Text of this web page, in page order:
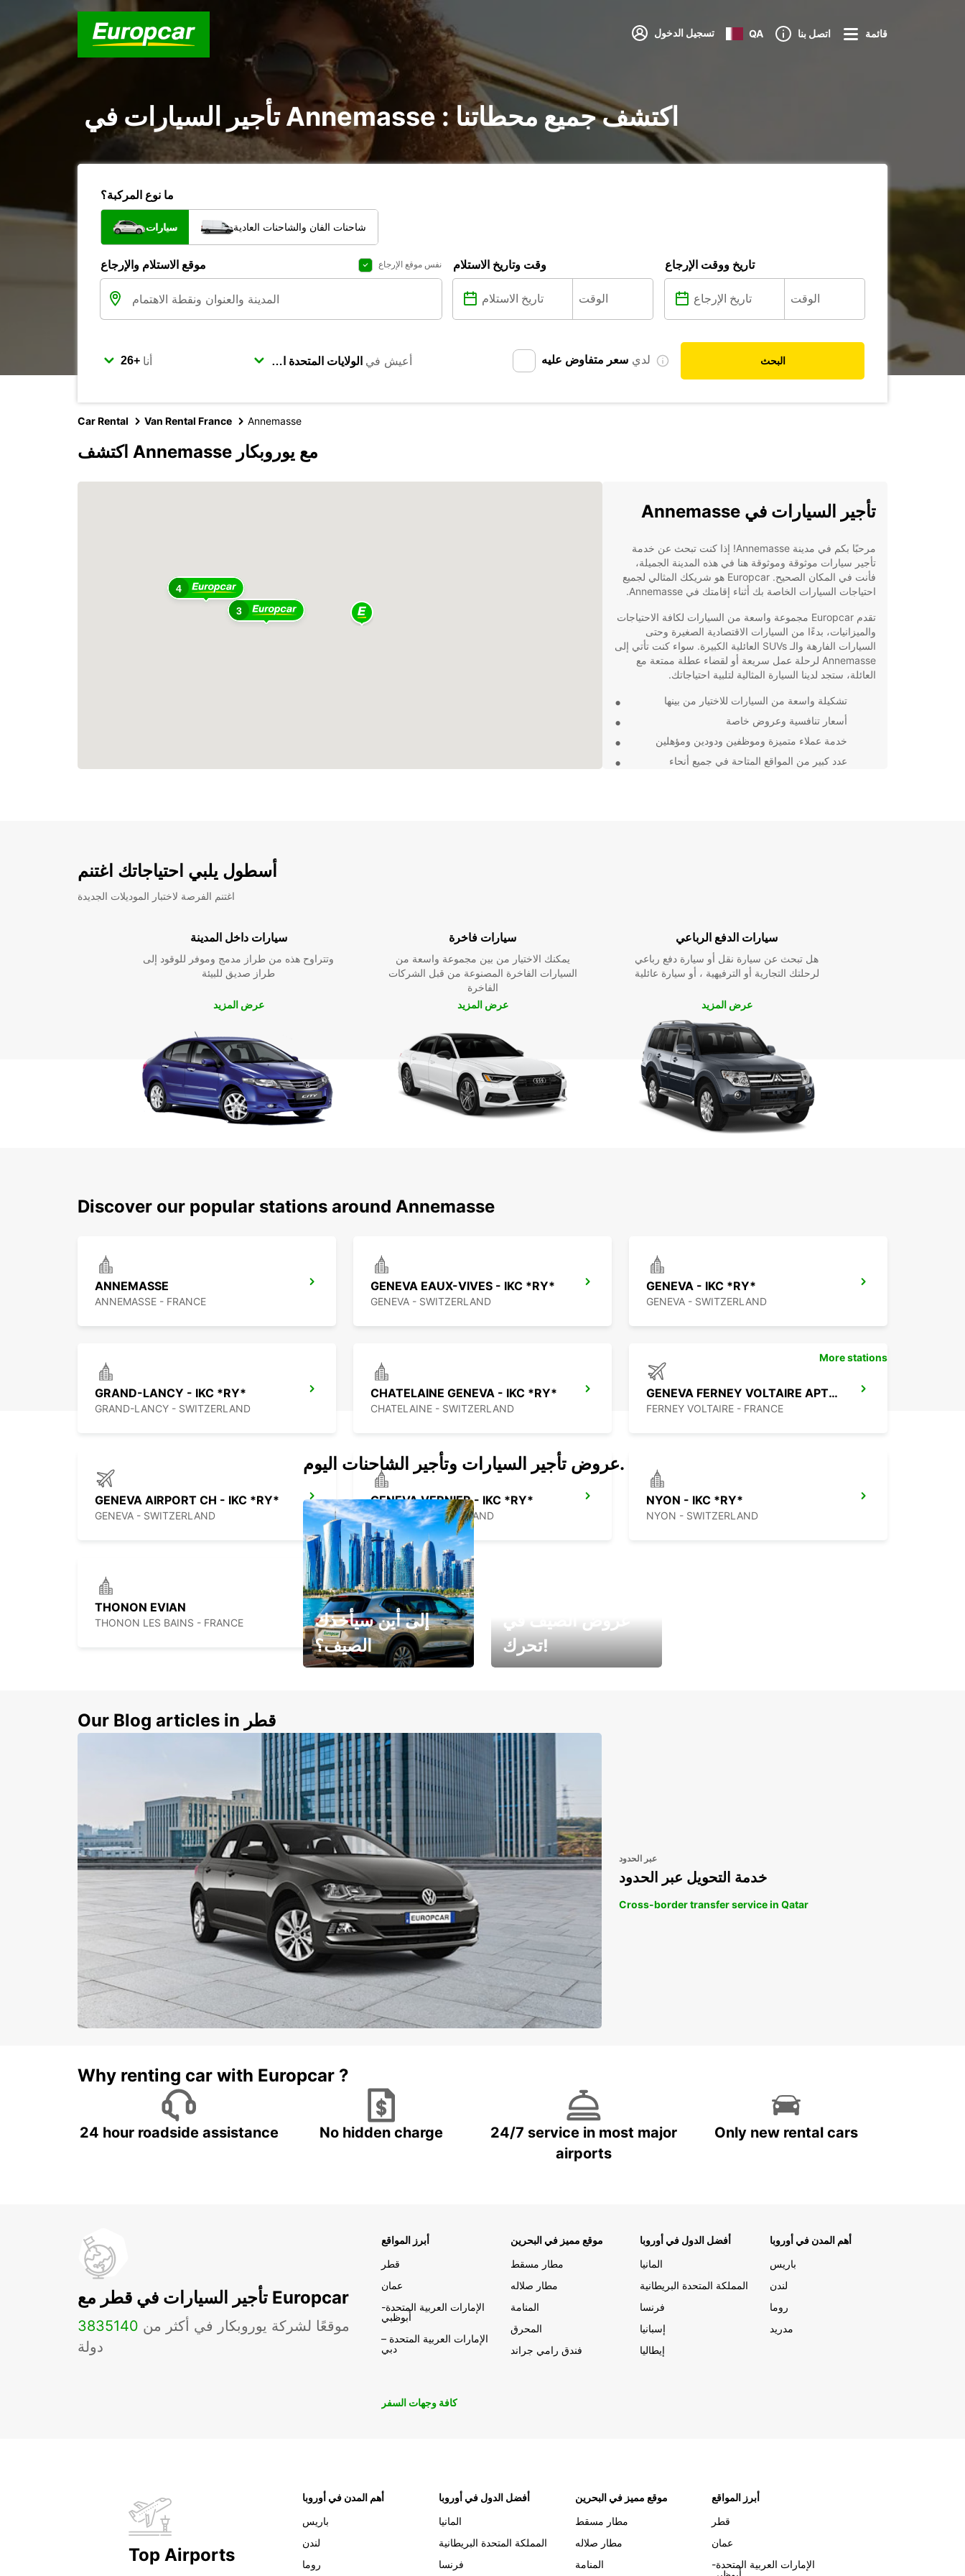
تسجيل الدخول QA اتصل بنا قائمة
تأجير السيارات في Annemasse : اكتشف جميع محطاتنا
ما نوع المركبة؟
سيارات شاحنات الفان والشاحنات العادية
موقع الاستلام والإرجاع نفس موقع الإرجاع وقت وتاريخ الاستلام تاريخ ووقت الإرجاع
أنا أعيش في لدي سعر متفاوض عليه البحث
Car Rental Van Rental France Annemasse
اكتشف Annemasse مع يوروبكار
3
4
تأجير السيارات في Annemasse
مرحبًا بكم في مدينة Annemasse! إذا كنت تبحث عن خدمة
تأجير سيارات موثوقة وموثوقة هنا في هذه المدينة الجميلة،
فأنت في المكان الصحيح. Europcar هو شريكك المثالي لجميع
احتياجات السيارات الخاصة بك أثناء إقامتك في Annemasse.
تقدم Europcar مجموعة واسعة من السيارات لكافة الاحتياجات
والميزانيات، بدءًا من السيارات الاقتصادية الصغيرة وحتى
السيارات الفارهة والـ SUVs العائلية الكبيرة. سواء كنت تأتي إلى
Annemasse لرحلة عمل سريعة أو لقضاء عطلة ممتعة مع
العائلة، ستجد لدينا السيارة المثالية لتلبية احتياجاتك.
تشكيلة واسعة من السيارات للاختيار من بينها
أسعار تنافسية وعروض خاصة
خدمة عملاء متميزة وموظفين ودودين ومؤهلين
عدد كبير من المواقع المتاحة في جميع أنحاء
أسطول يلبي احتياجاتك اغتنم
اغتنم الفرصة لاختبار الموديلات الجديدة
سيارات داخل المدينة
وتتراوح هذه من طراز مدمج وموفر للوقود إلى
طراز صديق للبيئة
عرض المزيد
سيارات فاخرة
يمكنك الاختيار من بين مجموعة واسعة من
السيارات الفاخرة المصنوعة من قبل الشركات
الفاخرة
عرض المزيد
سيارات الدفع الرباعي
هل تبحث عن سيارة نقل أو سيارة دفع رباعي
لرحلتك التجارية أو الترفيهية ، أو سيارة عائلية
عرض المزيد
Discover our popular stations around Annemasse
ANNEMASSE
ANNEMASSE - FRANCE
GENEVA EAUX-VIVES - IKC *RY*
GENEVA - SWITZERLAND
GENEVA - IKC *RY*
GENEVA - SWITZERLAND
GRAND-LANCY - IKC *RY*
GRAND-LANCY - SWITZERLAND
CHATELAINE GENEVA - IKC *RY*
CHATELAINE - SWITZERLAND
GENEVA FERNEY VOLTAIRE APT IKC *RY*
FERNEY VOLTAIRE - FRANCE
GENEVA AIRPORT CH - IKC *RY*
GENEVA - SWITZERLAND
GENEVA VERNIER - IKC *RY*
VERNIER - SWITZERLAND
NYON - IKC *RY*
NYON - SWITZERLAND
THONON EVIAN
THONON LES BAINS - FRANCE
More stations
عروض تأجير السيارات وتأجير الشاحنات اليوم.
إلى أين سيأخذك
الصيف؟
تحرك!
Our Blog articles in قطر
عبر الحدود
خدمة التحويل عبر الحدود
Cross-border transfer service in Qatar
Why renting car with Europcar ?
24 hour roadside assistance No hidden charge
24/7 service in most major
airports
Only new rental cars
تأجير السيارات في قطر مع Europcar
3835 موقعًا لشركة يوروبكار في أكثر من 140
دولة
أبرز المواقع
قطر
عمان
الإمارات العربية المتحدة-
أبوظبي
الإمارات العربية المتحدة –
دبي
موقع مميز في البحرين
مطار مسقط
مطار صلاله
المنامة
المحرق
فندق رامي جراند
أفضل الدول في أوروبا
المانيا
المملكة المتحدة البريطانية
فرنسا
إسبانيا
إيطاليا
أهم المدن في أوروبا
باريس
لندن
روما
مدريد
كافة وجهات السفر
Top Airports
أهم المدن في أوروبا
باريس
لندن
روما
أفضل الدول في أوروبا
المانيا
المملكة المتحدة البريطانية
فرنسا
موقع مميز في البحرين
مطار مسقط
مطار صلاله
المنامة
أبرز المواقع
قطر
عمان
الإمارات العربية المتحدة-